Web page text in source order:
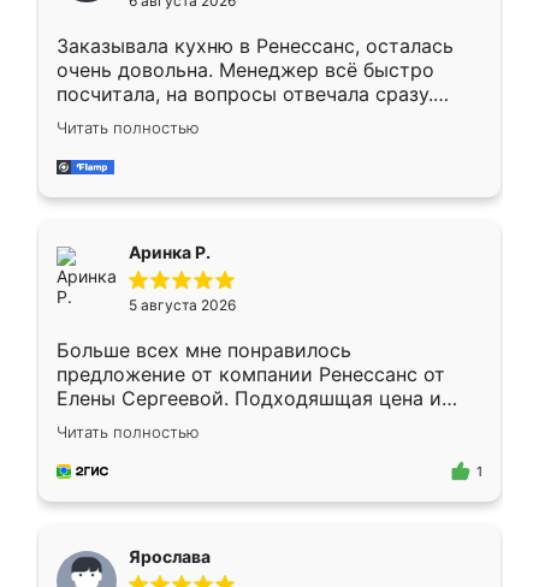
мебели буду заказывать только здесь.
Заказывала кухню в Ренессанс, осталась
очень довольна. Менеджер всё быстро
посчитала, на вопросы отвечала сразу.
Замерщик приехал в субботу, подошёл к
делу со всей ответственностью. Собрали
за день, ребята работали аккуратно, даже
Читать полностью
Аринка Р.
5 августа 2026
Больше всех мне понравилось
предложение от компании Ренессанс от
Елены Сергеевой. Подходяшщая цена и
короткие сроки изготовления. Приехавший
для замера сотрудник Владислав
предложил по моему эскизу самый
Читать полностью
1
Ярослава